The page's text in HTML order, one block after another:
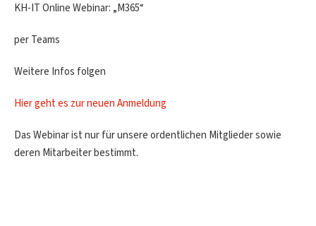
KH-IT Online Webinar: „M365“
per Teams
Weitere Infos folgen
Hier geht es zur neuen Anmeldung
Das Webinar ist nur für unsere ordentlichen Mitglieder sowie
deren Mitarbeiter bestimmt.